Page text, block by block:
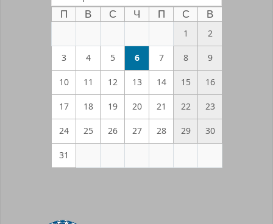
П В С Ч П С
В
1
2
3 4 5 6 7 8 9
10 11 12 13 14 15 16
17 18 19 20 21 22 23
24 25 26 27 28 29 30
31